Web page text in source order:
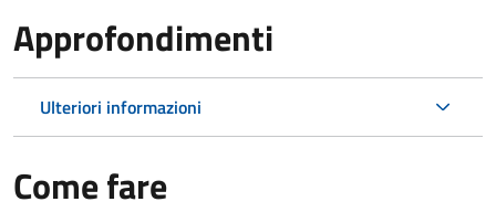
Approfondimenti
Ulteriori informazioni
Come fare